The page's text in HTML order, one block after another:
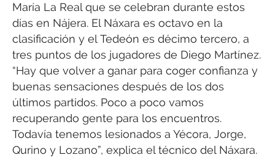
María La Real que se celebran durante estos
días en Nájera. El Náxara es octavo en la
clasificación y el Tedeón es décimo tercero, a
tres puntos de los jugadores de Diego Martínez.
“Hay que volver a ganar para coger confianza y
buenas sensaciones después de los dos
últimos partidos. Poco a poco vamos
recuperando gente para los encuentros.
Todavía tenemos lesionados a Yécora, Jorge,
Qurino y Lozano”, explica el técnico del Náxara.